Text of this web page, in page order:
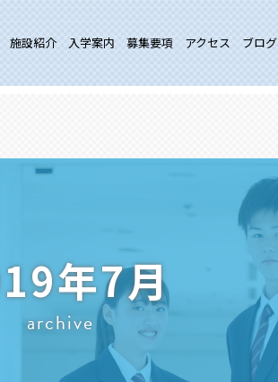
施設紹介 入学案内 募集要項 アクセス ブログ
年7月
archive